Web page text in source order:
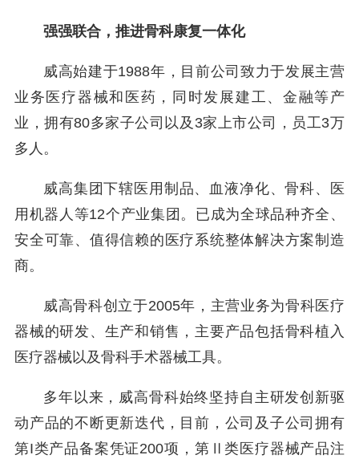
强强联合，推进骨科康复一体化
威高始建于1988年，目前公司致力于发展主营
业务医疗器械和医药，同时发展建工、金融等产
业，拥有80多家子公司以及3家上市公司，员工3万
多人。
威高集团下辖医用制品、血液净化、骨科、医
用机器人等12个产业集团。已成为全球品种齐全、
安全可靠、值得信赖的医疗系统整体解决方案制造
商。
威高骨科创立于2005年，主营业务为骨科医疗
器械的研发、生产和销售，主要产品包括骨科植入
医疗器械以及骨科手术器械工具。
多年以来，威高骨科始终坚持自主研发创新驱
动产品的不断更新迭代，目前，公司及子公司拥有
第I类产品备案凭证200项，第Ⅱ类医疗器械产品注